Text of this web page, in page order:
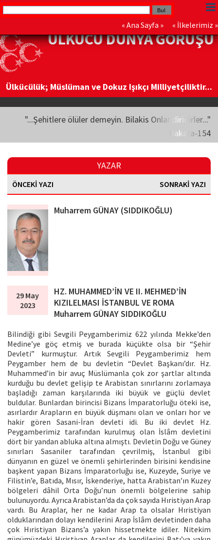
« Ana Sayfa » « İlkelerimiz »
ÜLKÜCÜ DÜNYA GÖRÜŞÜ
Ülkücülük; Müslüman ve Dokuz Işıkçı Milliyetçiliktir...
"...Şehitlere ölüler demeyin. Bilakis Onlar diridirler..."
Bakara-154
YAZAR
ÖNCEKİ YAZI SONRAKİ YAZI
Muharrem GÜNAY (SIDDIKOĞLU)
29 May
2023
HZ. MUHAMMED’İN VE II. MEHMED’İN
KIZILELMASI İSTANBUL VE ROMA
Muharrem GÜNAY SIDDIKOĞLU
Bilindiği gibi Sevgili Peygamberimiz 622 yılında Mekke’den
Medine’ye göç etmiş ve burada küçükte olsa bir “Şehir
Devleti” kurmuştur. Artık Sevgili Peygamberimiz hem
Peygamber hem de bu devletin “Devlet Başkanı’dır. Hz.
Muhammed’in bir avuç Müslümanla çok zor şartlar altında
kurduğu bu devlet gelişip te Arabistan sınırlarını zorlamaya
başladığı zaman karşılarında iki büyük ve güçlü devlet
buldular. Bunlardan birincisi Bizans İmparatorluğu öteki ise,
asırlardır Arapların en büyük düşmanı olan ve onları hor ve
hakir gören Sasani-İran devleti idi. Bu iki devlet Hz.
Peygamberimiz tarafından kurulmuş olan İslâm devletini
dört bir yandan abluka altına almıştı. Devletin Doğu ve Güney
sınırları Sasaniler tarafından çevrilmiş, İstanbul gibi
dünyanın en güzel ve önemli şehirlerinden birisini kendisine
başkent yapan Bizans İmparatorluğu ise, Kuzeyde, Suriye ve
Filistin’e, Batıda, Mısır, İskenderiye, hatta Arabistan’ın Kuzey
bölgeleri dâhil Orta Doğu’nun önemli bölgelerine sahip
bulunuyordu. Ayrıca Arabistan’da da çok sayıda Hıristiyan Arap
vardı. Bu Araplar, her ne kadar Arap ta olsalar Hıristiyan
olduklarından dolayı kendilerini Arap İslâm devletinden daha
çok Hıristiyan Bizans’a yakın hissetmekte idiler. Nitekim